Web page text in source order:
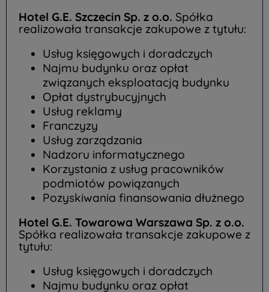
Hotel G.E. Szczecin Sp. z o.o. Spółka
realizowała transakcje zakupowe z tytułu:
Usług księgowych i doradczych
Najmu budynku oraz opłat
związanych eksploatacją budynku
Opłat dystrybucyjnych
Usług reklamy
Franczyzy
Usług zarządzania
Nadzoru informatycznego
Korzystania z usług pracowników
podmiotów powiązanych
Pozyskiwania finansowania dłużnego
Hotel G.E. Towarowa Warszawa Sp. z o.o.
Spółka realizowała transakcje zakupowe z
tytułu:
Usług księgowych i doradczych
Najmu budynku oraz opłat